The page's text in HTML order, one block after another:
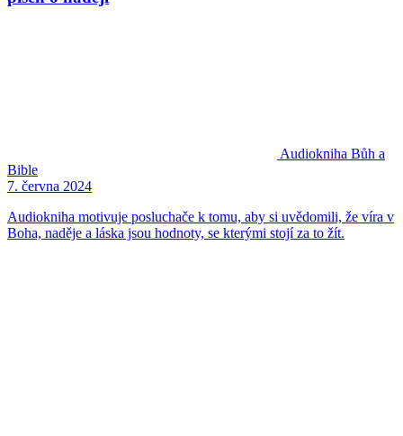
Audiokniha Bůh a
Bible
7. června 2024
Audiokniha motivuje posluchače k tomu, aby si uvědomili, že víra v
Boha, naděje a láska jsou hodnoty, se kterými stojí za to žít.